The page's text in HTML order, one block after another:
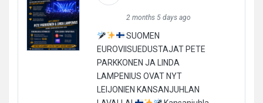
2 months 5 days ago
SUOMEN
EUROVIISUEDUSTAJAT PETE
PARKKONEN JA LINDA
LAMPENIUS OVAT NYT
LEIJONIEN KANSANJUHLAN